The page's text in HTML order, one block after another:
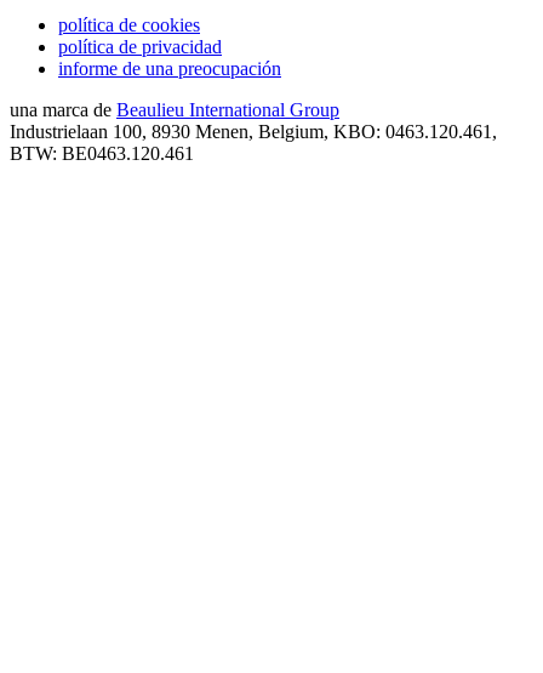
política de cookies
política de privacidad
informe de una preocupación
una marca de Beaulieu International Group
Industrielaan 100, 8930 Menen, Belgium, KBO: 0463.120.461,
BTW: BE0463.120.461